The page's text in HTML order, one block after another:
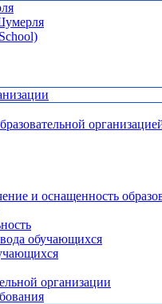
и оснащенность
обучающихся
организации